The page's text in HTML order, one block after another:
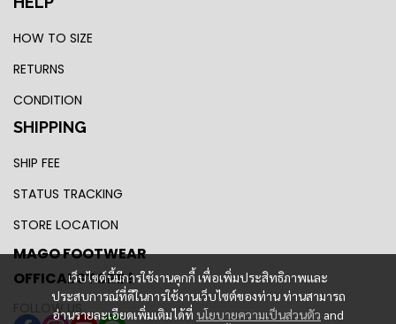
เว็บไซต์นี้มีการใช้งานคุกกี้ เพื่อเพิ่มประสิทธิภาพและ
ประสบการณ์ที่ดีในการใช้งานเว็บไซต์ของท่าน ท่านสามารถ
อ่านรายละเอียดเพิ่มเติมได้ที่ นโยบายความเป็นส่วนตัว and
HOW TO SIZE
RETURNS
CONDITION
SHIPPING
SHIP FEE
STATUS TRACKING
STORE LOCATION
MAGO FOOTWEAR
OFFICAL STORE !
FOLLOW US